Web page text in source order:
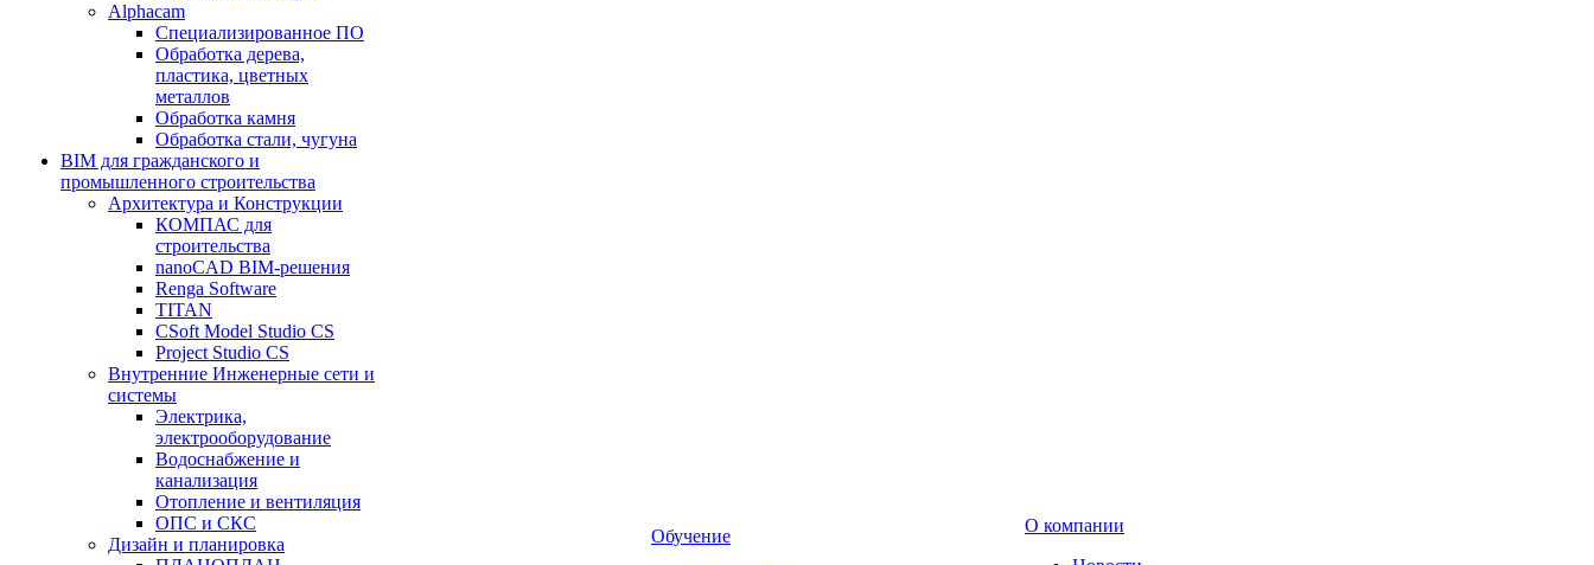
Alphacam
Специализированное ПО
Обработка дерева,
пластика, цветных
металлов
Обработка камня
Обработка стали, чугуна
BIM для гражданского и
промышленного строительства
Архитектура и Конструкции
КОМПАС для
строительства
nanoCAD BIM-решения
Renga Software
TITAN
CSoft Model Studio CS
Project Studio CS
Внутренние Инженерные сети и
системы
Электрика,
электрооборудование
Водоснабжение и
канализация
Отопление и вентиляция
ОПС и СКС
Дизайн и планировка
Обучение
О компании